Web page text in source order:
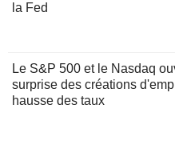
la Fed
Le S&P 500 et le Nasdaq
surprise des créations
hausse des taux